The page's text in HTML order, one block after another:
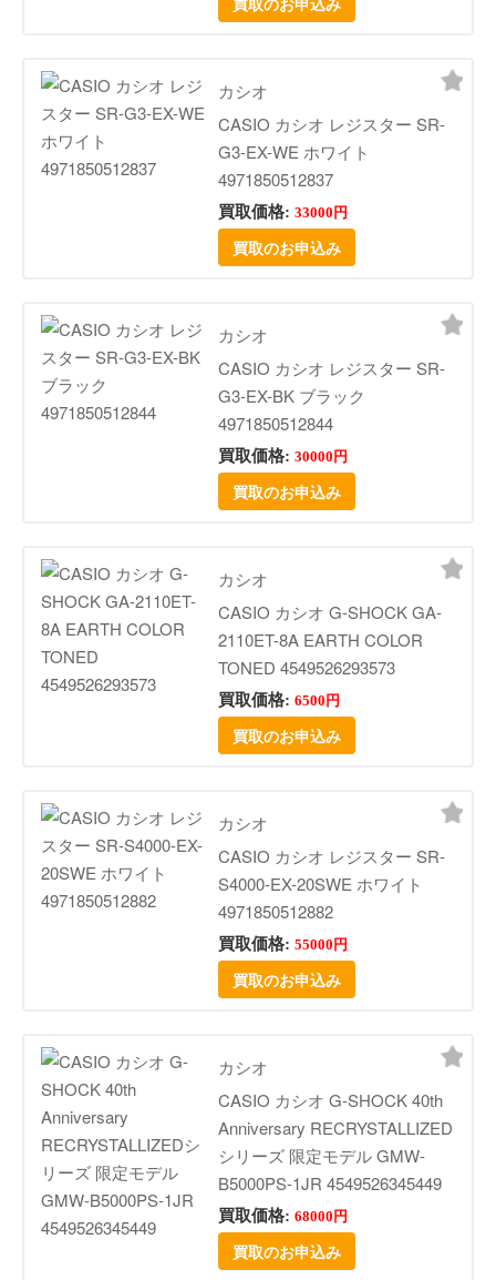
カシオ
CASIO カシオ レジスター SR-
G3-EX-WE ホワイト
4971850512837
買取価格: 33000円
買取のお申込み
カシオ
CASIO カシオ レジスター SR-
G3-EX-BK ブラック
4971850512844
買取価格: 30000円
買取のお申込み
カシオ
CASIO カシオ G-SHOCK GA-
2110ET-8A EARTH COLOR
TONED 4549526293573
買取価格: 6500円
買取のお申込み
カシオ
CASIO カシオ レジスター SR-
S4000-EX-20SWE ホワイト
4971850512882
買取価格: 55000円
買取のお申込み
カシオ
CASIO カシオ G-SHOCK 40th
Anniversary RECRYSTALLIZED
シリーズ 限定モデル GMW-
B5000PS-1JR 4549526345449
買取価格: 68000円
買取のお申込み